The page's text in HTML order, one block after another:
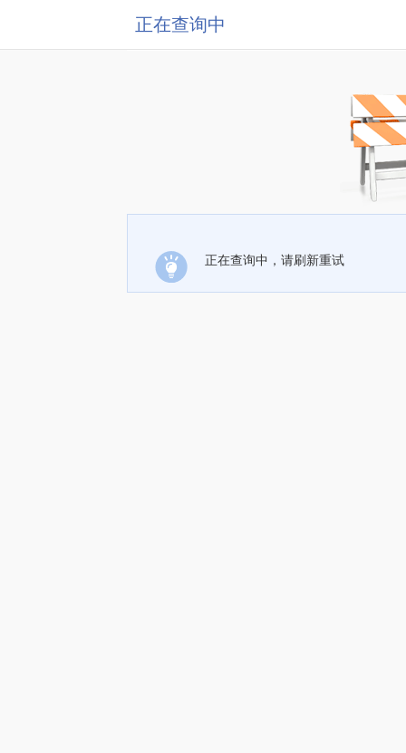
正在查询中
正在查询中，请刷新重试